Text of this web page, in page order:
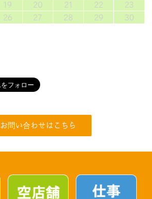
19 20 21 22
23
26 27 28 29
30
お問い合わせはこちら